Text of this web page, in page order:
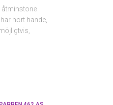
åtminstone
hört hände,